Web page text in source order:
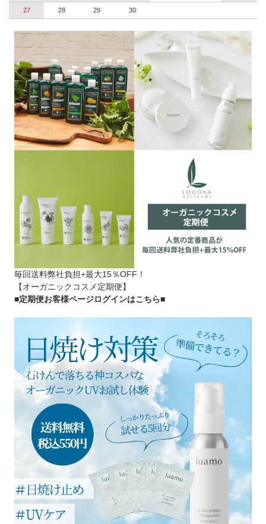
27 28 29 30
毎回送料弊社負担+最大15％OFF！
【オーガニックコスメ定期便】
■定期便お客様ページログインはこちら■